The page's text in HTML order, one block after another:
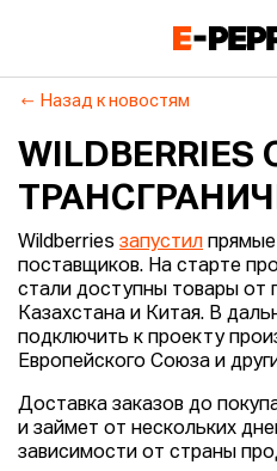
Назад к новостям
Wildberries запустил
поставщиков. На старте
стали доступны товары от
Казахстана и Китая. В
подключить к проекту
Европейского Союза и
Доставка заказов до
и займет от нескольких
зависимости от страны